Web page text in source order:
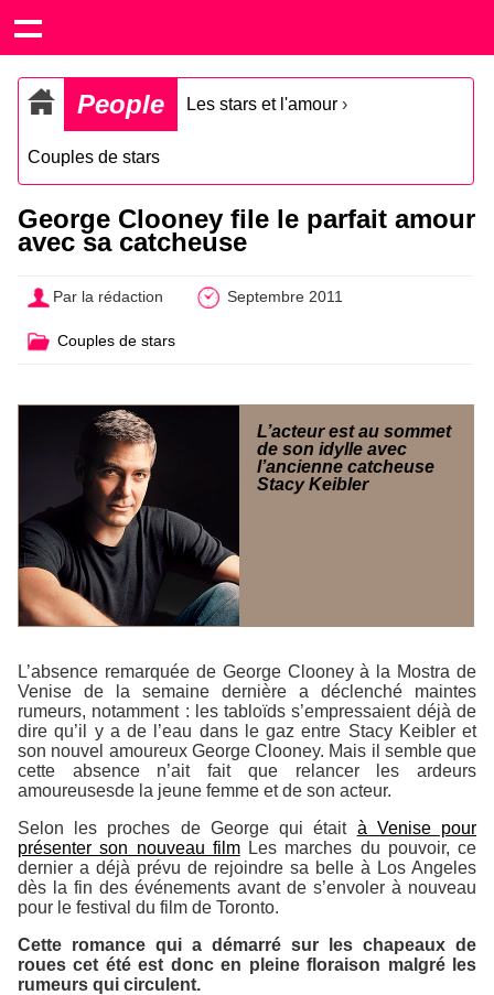
People Les stars et l'amour ›
Couples de stars
George Clooney file le parfait amour
avec sa catcheuse
Par la rédaction Septembre 2011
Couples de stars
L’acteur est au sommet
de son idylle avec
l’ancienne catcheuse
Stacy Keibler
L’absence remarquée de George Clooney à la Mostra de
Venise de la semaine dernière a déclenché maintes
rumeurs, notamment : les tabloïds s’empressaient déjà de
dire qu’il y a de l’eau dans le gaz entre Stacy Keibler et
son nouvel amoureux George Clooney. Mais il semble que
cette absence n’ait fait que relancer les ardeurs
amoureusesde la jeune femme et de son acteur.
Selon les proches de George qui était à Venise pour
présenter son nouveau film
Les marches du pouvoir, ce
dernier a déjà prévu de rejoindre sa belle à Los Angeles
dès la fin des événements avant de s’envoler à nouveau
pour le festival du film de Toronto.
Cette romance qui a démarré sur les chapeaux de
roues cet été est donc en pleine floraison malgré les
rumeurs qui circulent.